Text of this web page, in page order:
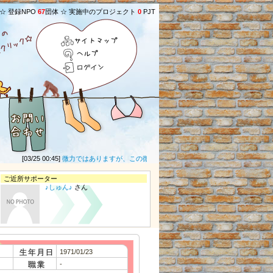
登録NPO 67団体 ☆ 実施中のプロジェクト 0 PJT
サイトマップ
ヘルプ
ログイン
[03/25 00:45]微力ではありますが、この微力があなた方への救いになることを願いま
ご近所サポーター
♪しゅん♪ さん
1971/01/23
-